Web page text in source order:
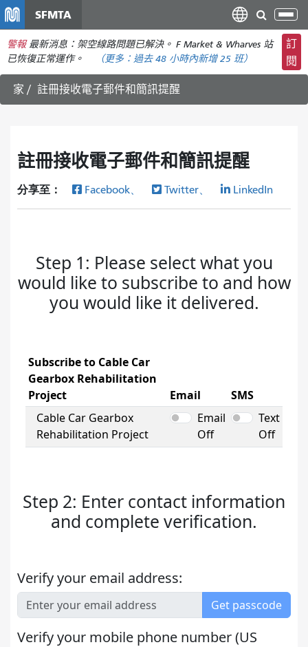
主
要
內
容
SFMTA
切
換
導
航
警報 最新消息：架空線路問題已解決。 F Market & Wharves 站
已恢復正常運作。
（更多： 過去 48 小時內新增 25 班）
訂
閱
家 註冊接收電子郵件和簡訊提醒
註冊接收電子郵件和簡訊提醒
分享至： Facebook、 Twitter、 LinkedIn